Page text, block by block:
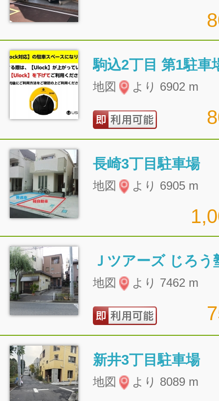
駒込2丁目 第1駐車
地図 より 6902 m
長崎3丁目駐車場
地図 より 6905 m
Ｊツアーズ じろ
地図 より 7462 m
新井3丁目駐車場
地図 より 8089 m